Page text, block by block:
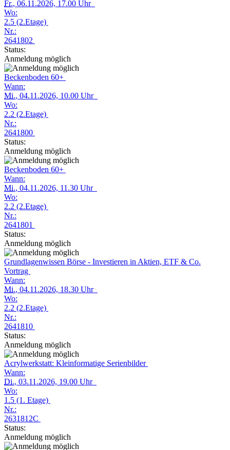
Fr., 06.11.2026, 17.00 Uhr
Wo:
2.5 (2.Etage)
Nr.:
2641802
Status:
Anmeldung möglich
Beckenboden 60+
Wann:
Mi., 04.11.2026, 10.00 Uhr
Wo:
2.2 (2.Etage)
Nr.:
2641800
Status:
Anmeldung möglich
Beckenboden 60+
Wann:
Mi., 04.11.2026, 11.30 Uhr
Wo:
2.2 (2.Etage)
Nr.:
2641801
Status:
Anmeldung möglich
Grundlagenwissen Börse - Investieren in Aktien, ETF & Co.
Vortrag
Wann:
Mi., 04.11.2026, 18.30 Uhr
Wo:
2.2 (2.Etage)
Nr.:
2641810
Status:
Anmeldung möglich
Acrylwerkstatt: Kleinformatige Serienbilder
Wann:
Di., 03.11.2026, 19.00 Uhr
Wo:
1.5 (1. Etage)
Nr.:
2631812C
Status:
Anmeldung möglich